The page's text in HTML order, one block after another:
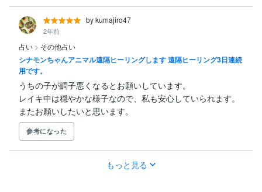
by kumajiro47
2年前
占い > その他占い
シナモンちゃんアニマル遠隔ヒーリングします 遠隔ヒーリング3日連続
用です。
うちの子が調子悪くなるとお願いしています。
レイキ中は穏やかな様子なので、私も安心していられます。
またお願いしたいと思います。
参考になった
もっと見る